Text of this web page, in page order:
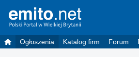
Ogłoszenia Katalog firm Forum